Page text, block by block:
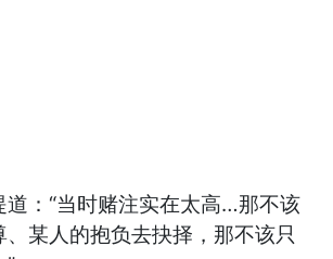
道：“当时赌注实在太高…那不该
某人的抱负去抉择，那不该只